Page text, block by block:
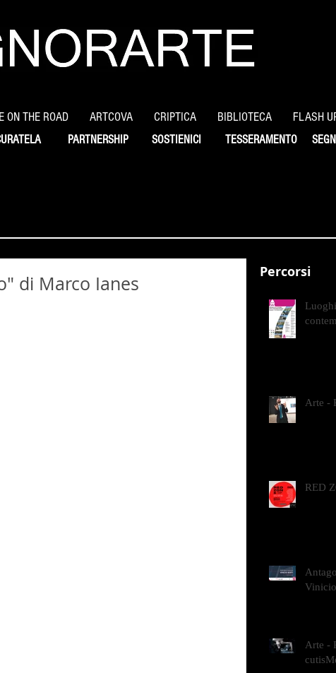
ON THE ROAD ARTCOVA CRIPTICA BIBLIOTECA FLASH
PARTNERSHIP SOSTIENICI TESSERAMENTO
di Marco Ianes
Percorsi
Arte -
RED
Arte -